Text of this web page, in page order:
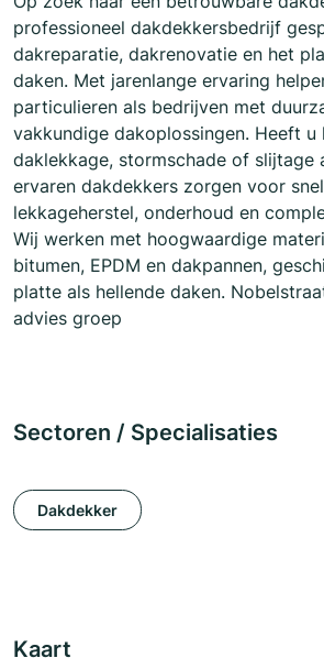
professioneel dakdekkersbedrijf
dakreparatie, dakrenovatie en het
daken. Met jarenlange ervaring
particulieren als bedrijven met
vakkundige dakoplossingen. Heeft u
daklekkage, stormschade of slijtage
ervaren dakdekkers zorgen voor
lekkageherstel, onderhoud en
Wij werken met hoogwaardige
bitumen, EPDM en dakpannen,
platte als hellende daken.
advies groep
Sectoren / Specialisaties
Dakdekker
Kaart